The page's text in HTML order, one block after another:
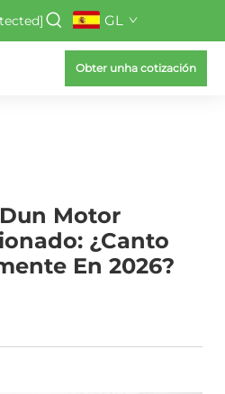
GL
Obter unha cotización
Motor
¿Canto
En 2026?